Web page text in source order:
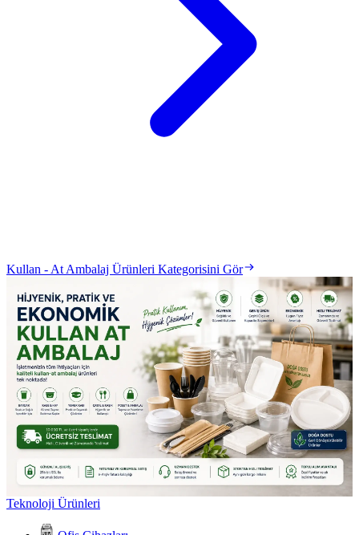
Kullan - At Ambalaj Ürünleri Kategorisini Gör
Teknoloji Ürünleri